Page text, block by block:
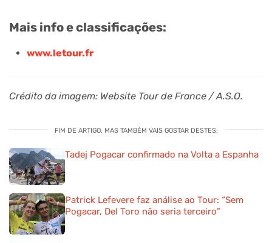
Mais info e classificações:
www.letour.fr
Crédito da imagem: Website Tour de France / A.S.O.
FIM DE ARTIGO. MAS TAMBÉM VAIS GOSTAR DESTES:
Tadej Pogacar confirmado na Volta a Espanha
Patrick Lefevere faz análise ao Tour: “Sem
Pogacar, Del Toro não seria terceiro”